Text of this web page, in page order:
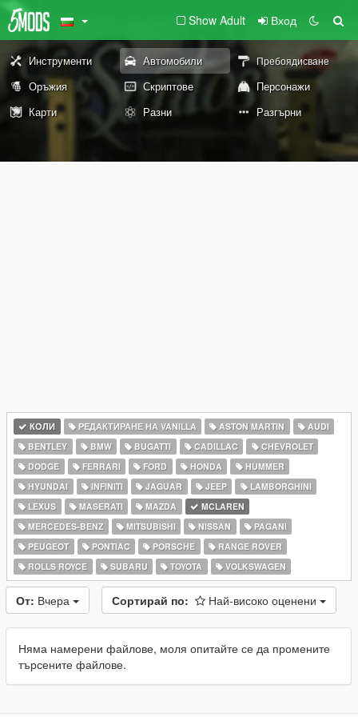
Show Adult Вход
Инструменти Автомобили Пребоядисване
Оръжия Скриптове
Персонажи
Карти
Разни Разгърни
КОЛИ РЕДАКТИРАНЕ НА VANILLA ASTON MARTIN
AUDI
BENTLEY
BMW BUGATTI CADILLAC
CHEVROLET
DODGE
FERRARI FORD HONDA
HUMMER
HYUNDAI
INFINITI JAGUAR JEEP
LAMBORGHINI
LEXUS
MASERATI MAZDA
MCLAREN
MERCEDES-BENZ
MITSUBISHI NISSAN
PAGANI
PEUGEOT
PONTIAC PORSCHE
RANGE ROVER
ROLLS ROYCE
SUBARU TOYOTA VOLKSWAGEN
От: Вчера Сортирай по: Най-високо оценени
Няма намерени файлове, моля опитайте се да промените
търсените файлове.